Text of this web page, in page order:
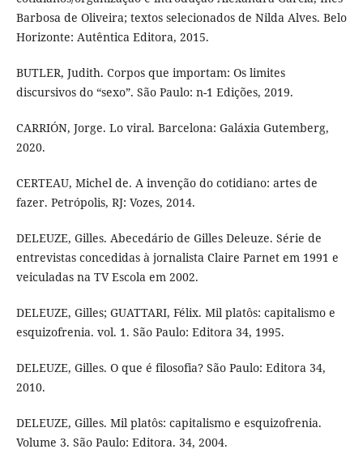
Barbosa de Oliveira; textos selecionados de Nilda Alves. Belo
Horizonte: Autêntica Editora, 2015.
BUTLER, Judith. Corpos que importam: Os limites
discursivos do “sexo”. São Paulo: n-1 Edições, 2019.
CARRIÓN, Jorge. Lo viral. Barcelona: Galáxia Gutemberg,
2020.
CERTEAU, Michel de. A invenção do cotidiano: artes de
fazer. Petrópolis, RJ: Vozes, 2014.
DELEUZE, Gilles. Abecedário de Gilles Deleuze. Série de
entrevistas concedidas à jornalista Claire Parnet em 1991 e
veiculadas na TV Escola em 2002.
DELEUZE, Gilles; GUATTARI, Félix. Mil platôs: capitalismo e
esquizofrenia. vol. 1. São Paulo: Editora 34, 1995.
DELEUZE, Gilles. O que é filosofia? São Paulo: Editora 34,
2010.
DELEUZE, Gilles. Mil platôs: capitalismo e esquizofrenia.
Volume 3. São Paulo: Editora. 34, 2004.